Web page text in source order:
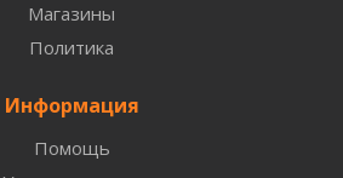
Магазины
Политика
Информация
Помощь